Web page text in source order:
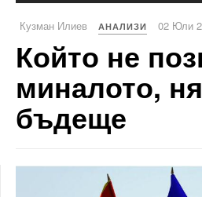
Кузман Илиев АНАЛИЗИ 02 Юли
Който не
миналото,
бъдеще